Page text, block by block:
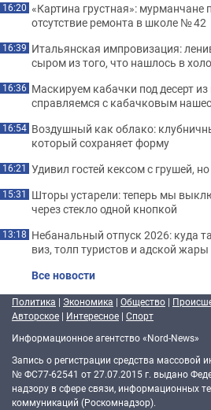
16:20 «Картина грустная»: мурманчане
отсутствие ремонта в школе № 42
16:39 Итальянская импровизация:
сыром из того, что нашлось в
16:36 Маскируем кабачки под десерт
справляемся с кабачковым
16:54 Воздушный как облако:
который сохраняет форму
16:21 Удивил гостей кексом с грушей,
15:31 Шторы устарели: теперь мы
через стекло одной кнопкой
13:18 Небанальный отпуск 2026: куда
виз, толп туристов и адской жары
Все новости
Политика | Экономика | Общество |
Авторское | Интересное | Спорт
Информационное агентство «Nord-News»
Запись о регистрации средства массовой
№ ФС77-62541 от 27.07.2015 г. выдано
надзору в сфере связи, информационных
коммуникаций (Роскомнадзор).